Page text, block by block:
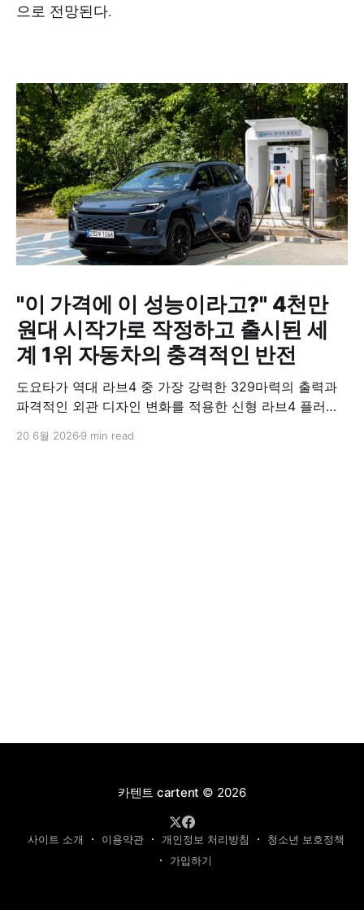
으로 전망된다.
"이 가격에 이 성능이라고?" 4천만
원대 시작가로 작정하고 출시된 세
계 1위 자동차의 충격적인 반전
도요타가 역대 라브4 중 가장 강력한 329마력의 출력과
파격적인 외관 디자인 변화를 적용한 신형 라브4 플러그
충전이 가능하고 전기 모드로만 70km 이상 주행할 수 있
20 6월 2026 9 min read
카텐트 cartent © 2026
사이트 소개 이용약관 개인정보 처리방침
청소년 보호정책
가입하기